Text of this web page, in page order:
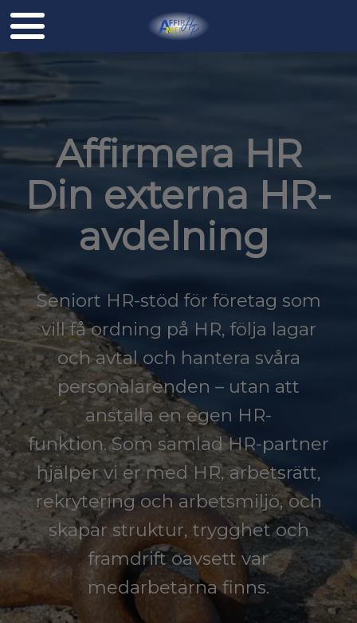
Affirmera HR
​​​​​​​Din externa HR-
avdelning
Seniort HR-stöd för företag som
vill få ordning på HR, följa lagar
och avtal och hantera svåra
personalärenden – utan att
anställa en egen HR-
funktion. Som samlad HR-partner
hjälper vi er med HR, arbetsrätt,
rekrytering och arbetsmiljö, och
skapar struktur, trygghet och
framdrift oavsett var
medarbetarna finns.